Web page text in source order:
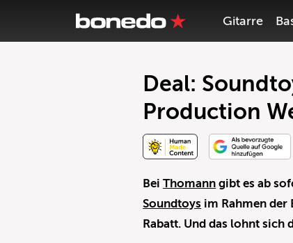
Gitarre
Deal:
Production
BeiThomann gibt es ab
Soundtoys im Rahmen der
Rabatt. Und das lohnt sich